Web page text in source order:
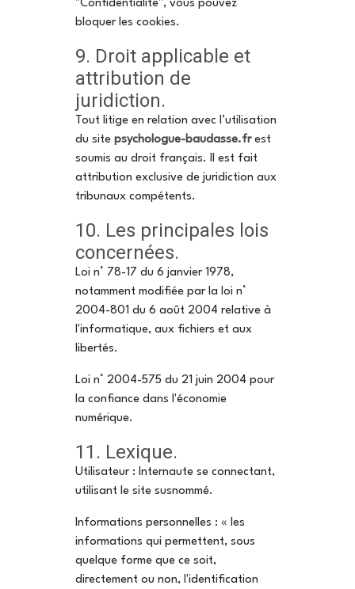
"Confidentialité", vous pouvez
bloquer les cookies.
9. Droit applicable et
attribution de
juridiction.
Tout litige en relation avec l’utilisation
du site psychologue-baudasse.frest
soumis au droit français. Il est fait
attribution exclusive de juridiction aux
tribunaux compétents.
10. Les principales lois
concernées.
Loi n° 78-17 du 6 janvier 1978,
notamment modifiée par la loi n°
2004-801 du 6 août 2004 relative à
l'informatique, aux fichiers et aux
libertés.
Loi n° 2004-575 du 21 juin 2004 pour
la confiance dans l'économie
numérique.
11. Lexique.
Utilisateur : Internaute se connectant,
utilisant le site susnommé.
Informations personnelles : « les
informations qui permettent, sous
quelque forme que ce soit,
directement ou non, l'identification